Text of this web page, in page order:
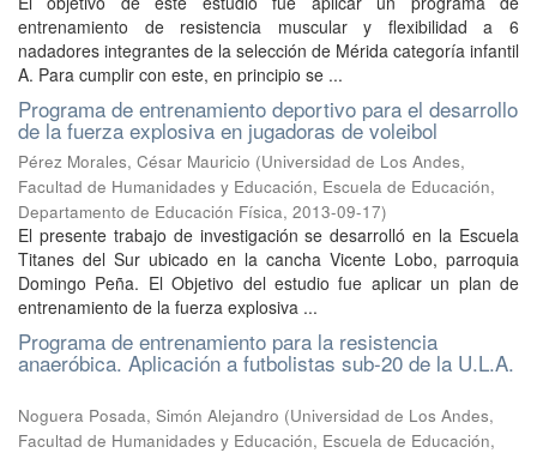
entrenamiento de resistencia muscular y flexibilidad a 6
nadadores integrantes de la selección de Mérida categoría infantil
A. Para cumplir con este, en principio se ...
Programa de entrenamiento deportivo para el desarrollo
de la fuerza explosiva en jugadoras de voleibol
Pérez Morales, César Mauricio (Universidad de Los Andes,
Facultad de Humanidades y Educación, Escuela de Educación,
Departamento de Educación Física, 2013-09-17)
El presente trabajo de investigación se desarrolló en la Escuela
Titanes del Sur ubicado en la cancha Vicente Lobo, parroquia
Domingo Peña. El Objetivo del estudio fue aplicar un plan de
entrenamiento de la fuerza explosiva ...
Programa de entrenamiento para la resistencia
anaeróbica. Aplicación a futbolistas sub-20 de la U.L.A.
Noguera Posada, Simón Alejandro (Universidad de Los Andes,
Facultad de Humanidades y Educación, Escuela de Educación,